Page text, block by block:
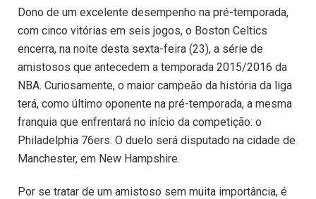
Dono de um excelente desempenho na pré-temporada,
com cinco vitórias em seis jogos, o Boston Celtics
encerra, na noite desta sexta-feira (23), a série de
amistosos que antecedem a temporada 2015/2016 da
NBA. Curiosamente, o maior campeão da história da liga
terá, como último oponente na pré-temporada, a mesma
franquia que enfrentará no início da competição: o
Philadelphia 76ers. O duelo será disputado na cidade de
Manchester, em New Hampshire.
Por se tratar de um amistoso sem muita importância, é